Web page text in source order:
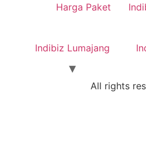
Harga Paket
Indibiz Lumajang
All rights